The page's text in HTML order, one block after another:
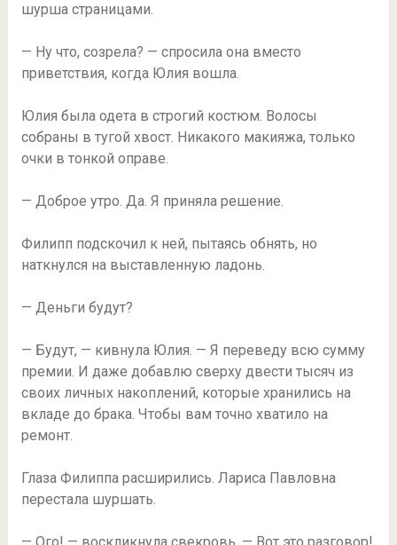
шурша страницами.
— Ну что, созрела? — спросила она вместо
приветствия, когда Юлия вошла.
Юлия была одета в строгий костюм. Волосы
собраны в тугой хвост. Никакого макияжа, только
очки в тонкой оправе.
— Доброе утро. Да. Я приняла решение.
Филипп подскочил к ней, пытаясь обнять, но
наткнулся на выставленную ладонь.
— Деньги будут?
— Будут, — кивнула Юлия. — Я переведу всю сумму
премии. И даже добавлю сверху двести тысяч из
своих личных накоплений, которые хранились на
вкладе до брака. Чтобы вам точно хватило на
ремонт.
Глаза Филиппа расширились. Лариса Павловна
перестала шуршать.